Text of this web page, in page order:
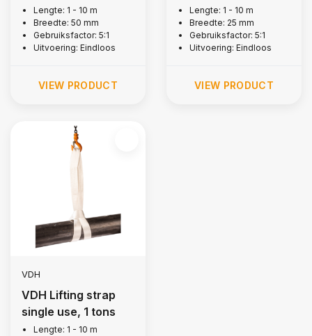
Lengte: 1 - 10 m
Breedte: 50 mm
Gebruiksfactor: 5:1
Uitvoering: Eindloos
VIEW PRODUCT
tonsLengte: 1 - 10 m
Breedte: 25 mm
Gebruiksfactor: 5:1
Uitvoering: Eindloos
VIEW PRODUCT
VDH
VDH Lifting strap
single use, 1 tons
Lengte: 1 - 10 m